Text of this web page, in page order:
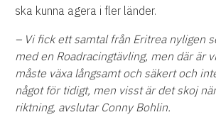
ska kunna agera i fler länder.
– Vi fick ett samtal från Eritrea nyligen
med en Roadracingtävling, men där är
måste växa långsamt och säkert och
något för tidigt, men visst är det skoj
riktning, avslutar Conny Bohlin.